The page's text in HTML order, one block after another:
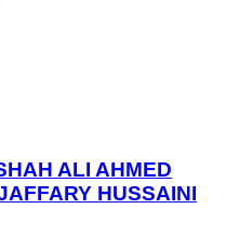
ALI AHMED
HUSSAINI